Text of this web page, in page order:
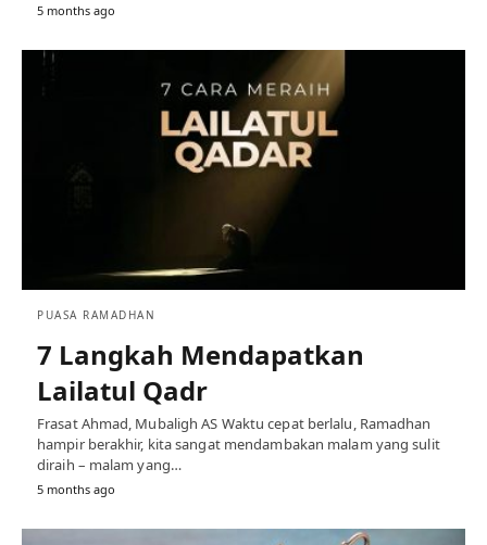
5 months ago
PUASA RAMADHAN
7 Langkah Mendapatkan
Lailatul Qadr
Frasat Ahmad, Mubaligh AS Waktu cepat berlalu, Ramadhan
hampir berakhir, kita sangat mendambakan malam yang sulit
diraih – malam yang…
5 months ago